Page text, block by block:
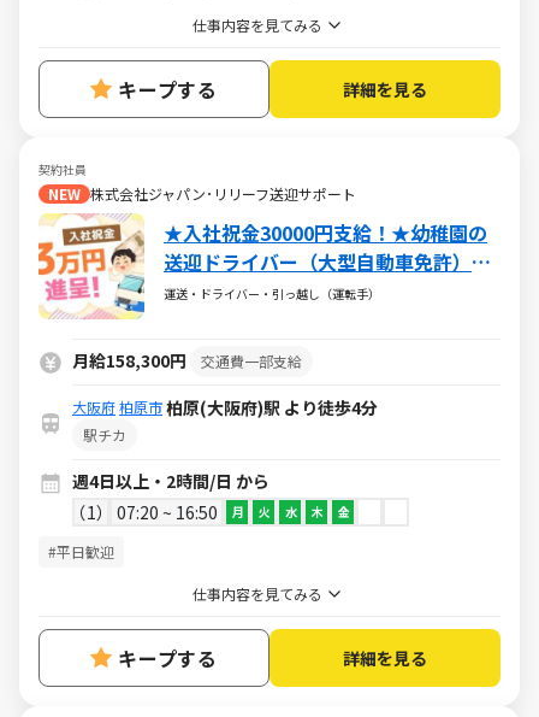
仕事内容を見てみる
キープする 詳細を見る
契約社員
NEW 株式会社ジャパン･リリーフ送迎サポート
★入社祝金30000円支給！★幼稚園の
送迎ドライバー（大型自動車免許）★
未経験者歓迎♪
運送・ドライバー・引っ越し（運転手）
月給158,300円 交通費一部支給
大阪府柏原市柏原(大阪府)駅 より徒歩4分
駅チカ
週4日以上・2時間/日 から
1
07:20 ~ 16:50 月 火 水 木 金
#平日歓迎
仕事内容を見てみる
キープする 詳細を見る